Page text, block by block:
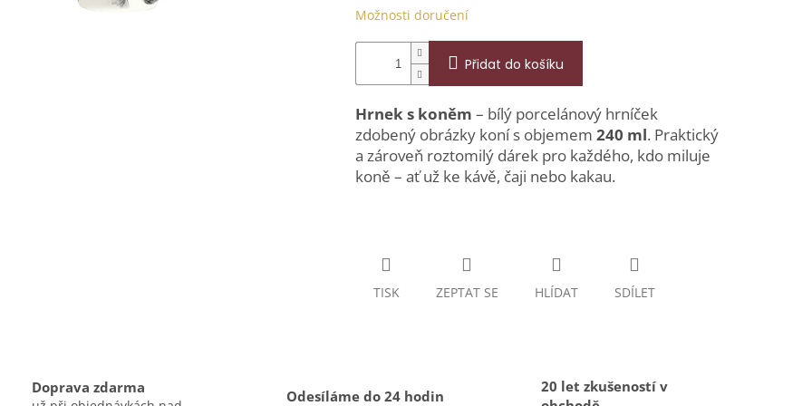
Možnosti doručení
Přidat do košíku
Hrnek s koněm – bílý porcelánový hrníček
zdobený obrázky koní s objemem 240 ml. Praktický
a zároveň roztomilý dárek pro každého, kdo miluje
koně – ať už ke kávě, čaji nebo kakau.
TISK ZEPTAT SE HLÍDAT SDÍLET
Doprava zdarma Odesíláme do 24 hodin
20 let zkušeností v